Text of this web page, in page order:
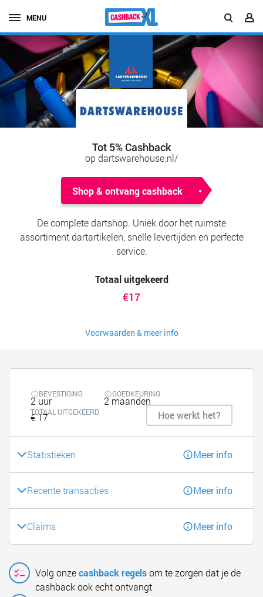
MENU
Tot 5% Cashback
op dartswarehouse.nl/
Shop & ontvang cashback
De complete dartshop. Uniek door het ruimste
assortiment dartartikelen, snelle levertijden en perfecte
service.
Totaal uitgekeerd
€17
Voorwaarden & meer info
BEVESTIGING
2 uur
GOEDKEURING
2 maanden
TOTAAL UITGEKEERD
€ 17 Hoe werkt het?
Statistieken Meer info
Recente transacties Meer info
Claims Meer info
Volg onzecashback regelsom te zorgen dat je de
cashback ook echt ontvangt